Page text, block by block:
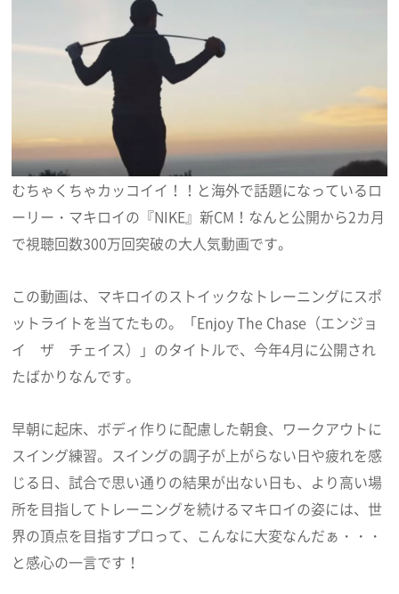
むちゃくちゃカッコイイ！！と海外で話題になっているロ
ーリー・マキロイの『NIKE』新CM！なんと公開から2カ月
で視聴回数300万回突破の大人気動画です。
この動画は、マキロイのストイックなトレーニングにスポ
ットライトを当てたもの。「Enjoy The Chase（エンジョ
イ ザ チェイス）」のタイトルで、今年4月に公開され
たばかりなんです。
早朝に起床、ボディ作りに配慮した朝食、ワークアウトに
スイング練習。スイングの調子が上がらない日や疲れを感
じる日、試合で思い通りの結果が出ない日も、より高い場
所を目指してトレーニングを続けるマキロイの姿には、世
界の頂点を目指すプロって、こんなに大変なんだぁ・・・
と感心の一言です！